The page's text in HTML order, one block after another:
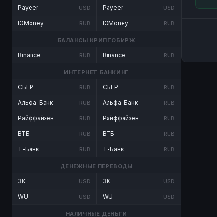
Payeer USD
ЮMoney RUB
Payeer USD
ЮMoney RUB
БАЛАНСЫ КРИПТОБИРЖ
Binance RUB Binance RUB
ИНТЕРНЕТ БАНКИНГ
СБЕР RUB
Альфа-Банк RUB
Райффайзен RUB
ВТБ RUB
Т-Банк RUB
СБЕР RUB
Альфа-Банк RUB
Райффайзен RUB
ВТБ RUB
Т-Банк RUB
ДЕНЕЖНЫЕ ПЕРЕВОДЫ
ЗК USD
WU USD
ЗК USD
WU USD
НАЛИЧНЫЕ ДЕНЬГИ